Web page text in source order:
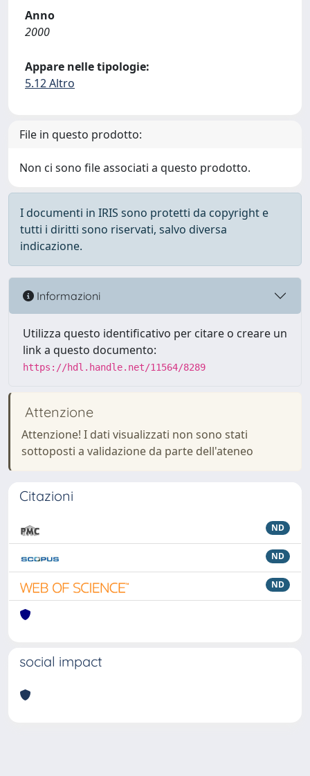
Anno
2000
Appare nelle tipologie:
5.12 Altro
File in questo prodotto:
Non ci sono file associati a questo prodotto.
I documenti in IRIS sono protetti da copyright e
tutti i diritti sono riservati, salvo diversa
indicazione.
Informazioni
Utilizza questo identificativo per citare o creare un
link a questo documento:
https://hdl.handle.net/11564/8289
Attenzione
Attenzione! I dati visualizzati non sono stati
sottoposti a validazione da parte dell'ateneo
Citazioni
ND
ND
ND
social impact